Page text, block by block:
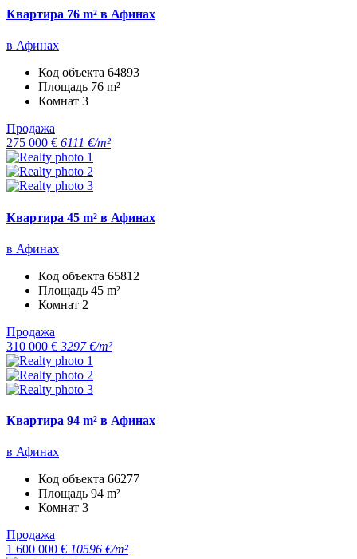
Квартира 76 m² в Афинах
в Афинах
Код объекта 64893
Площадь 76 m²
Комнат 3
Продажа
275 000 € 6111 €/m²
Квартира 45 m² в Афинах
в Афинах
Код объекта 65812
Площадь 45 m²
Комнат 2
Продажа
310 000 € 3297 €/m²
Квартира 94 m² в Афинах
в Афинах
Код объекта 66277
Площадь 94 m²
Комнат 3
Продажа
1 600 000 € 10596 €/m²